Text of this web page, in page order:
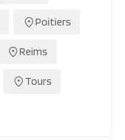
Poitiers
Reims
Tours